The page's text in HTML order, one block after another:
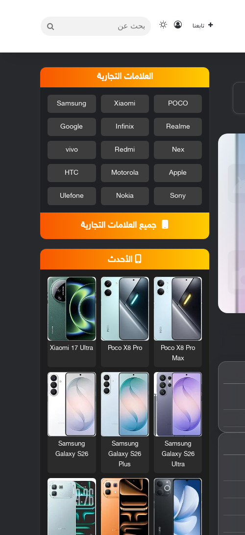
تابعنا تسجيل الدخول
الوضع المظلم
العلامات التجارية
POCO
Xiaomi
Samsung
Realme
Infinix
Google
Nex
Redmi
vivo
Apple
Motorola
HTC
Sony
Nokia
Ulefone
جميع العلامات التجارية
الأحدث
Poco X8 Pro
Max
Poco X8 Pro
Xiaomi 17 Ultra
Samsung
Galaxy S26
Ultra
Samsung
Galaxy S26
Plus
Samsung
Galaxy S26